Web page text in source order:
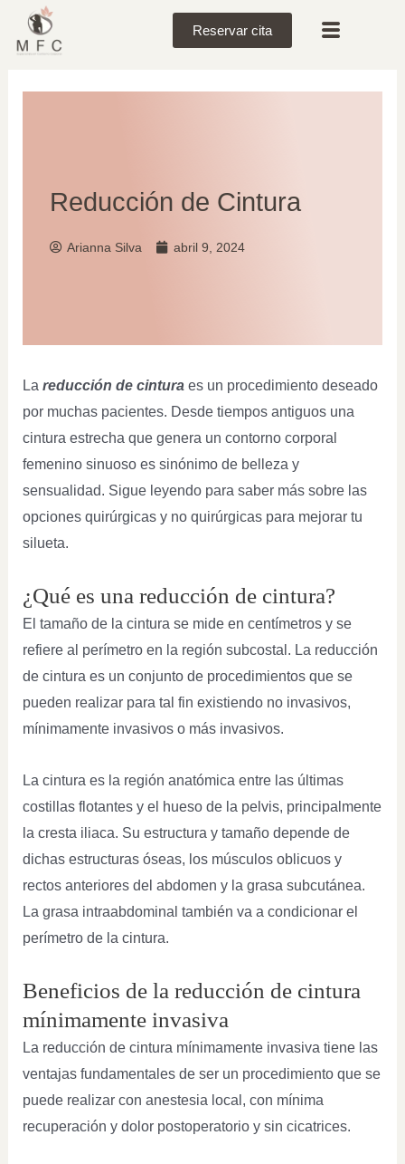
Reservar cita
Reducción de Cintura
Arianna Silva abril 9, 2024
La reducción de cinturaes un procedimiento deseado
por muchas pacientes. Desde tiempos antiguos una
cintura estrecha que genera un contorno corporal
femenino sinuoso es sinónimo de belleza y
sensualidad. Sigue leyendo para saber más sobre las
opciones quirúrgicas y no quirúrgicas para mejorar tu
silueta.
¿Qué es una reducción de cintura?
El tamaño de la cintura se mide en centímetros y se
refiere al perímetro en la región subcostal. La reducción
de cintura es un conjunto de procedimientos que se
pueden realizar para tal fin existiendo no invasivos,
mínimamente invasivos o más invasivos.
La cintura es la región anatómica entre las últimas
costillas flotantes y el hueso de la pelvis, principalmente
la cresta iliaca. Su estructura y tamaño depende de
dichas estructuras óseas, los músculos oblicuos y
rectos anteriores del abdomen y la grasa subcutánea.
La grasa intraabdominal también va a condicionar el
perímetro de la cintura.
Beneficios de la reducción de cintura
mínimamente invasiva
La reducción de cintura mínimamente invasiva tiene las
ventajas fundamentales de ser un procedimiento que se
puede realizar con anestesia local, con mínima
recuperación y dolor postoperatorio y sin cicatrices.